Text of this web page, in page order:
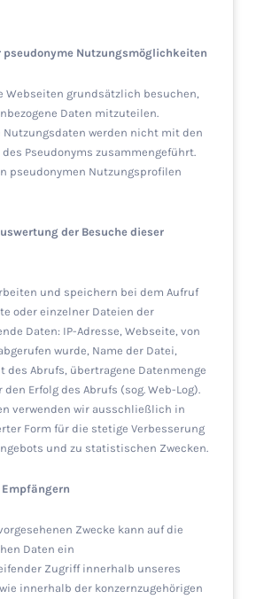
pseudonyme Nutzungsmöglichkeiten
Webseiten grundsätzlich besuchen,
Daten mitzuteilen.
Nutzungsdaten werden nicht mit den
des Pseudonyms zusammengeführt.
pseudonymen Nutzungsprofilen
der Besuche dieser
und speichern bei dem Aufruf
oder einzelner Dateien der
Daten: IP-Adresse, Webseite, von
wurde, Name der Datei,
des Abrufs, übertragene Datenmenge
Erfolg des Abrufs (sog. Web-Log).
verwenden wir ausschließlich in
Form für die stetige Verbesserung
und zu statistischen Zwecken.
Zwecke kann auf die
Daten ein
Zugriff innerhalb unseres
innerhalb der konzernzugehörigen